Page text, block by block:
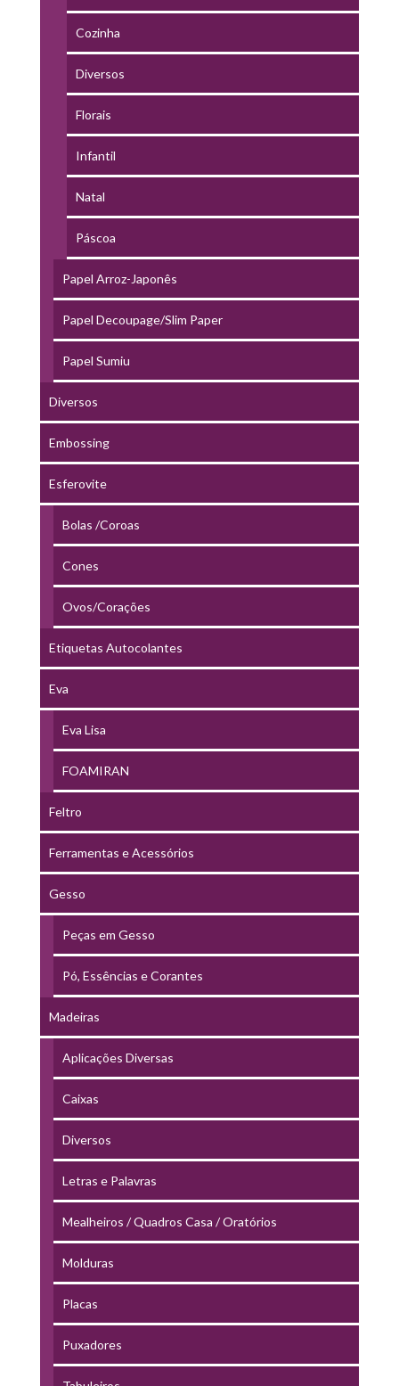
Cozinha
Diversos
Florais
Infantil
Natal
Páscoa
Papel Arroz-Japonês
Papel Decoupage/Slim Paper
Papel Sumiu
Diversos
Embossing
Esferovite
Bolas /Coroas
Cones
Ovos/Corações
Etiquetas Autocolantes
Eva
Eva Lisa
FOAMIRAN
Feltro
Ferramentas e Acessórios
Gesso
Peças em Gesso
Pó, Essências e Corantes
Madeiras
Aplicações Diversas
Caixas
Diversos
Letras e Palavras
Mealheiros / Quadros Casa / Oratórios
Molduras
Placas
Puxadores